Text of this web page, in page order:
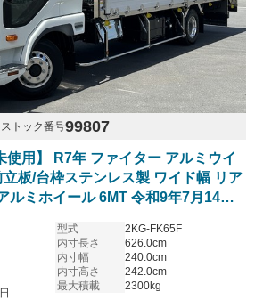
ストック番号99807
使用】 R7年 ファイター アルミウイ
板/台枠ステンレス製 ワイド幅 リア
ルミホイール 6MT 令和9年7月14日
型式
2KG-FK65F
内寸長さ
626.0cm
内寸幅
240.0cm
内寸高さ
242.0cm
最大積載
2300kg